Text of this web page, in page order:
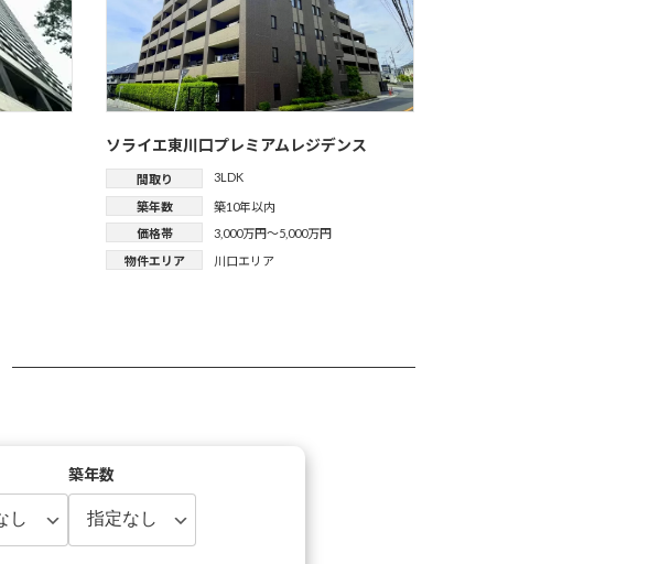
ソライエ東川口プレミアムレジデンス
間取り 3LDK
築年数
築10年以内
価格帯
3,000万円～5,000万円
物件エリア
川口エリア
築年数